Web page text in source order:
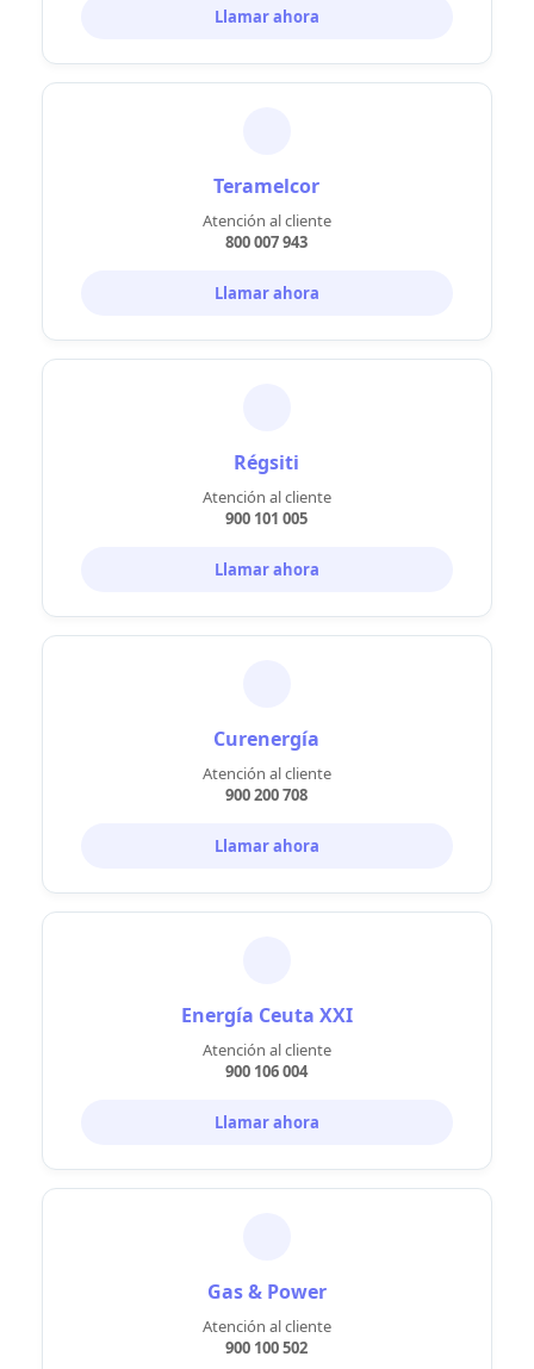
Llamar ahora
Teramelcor
Atención al cliente
800 007 943
Llamar ahora
Régsiti
Atención al cliente
900 101 005
Llamar ahora
Curenergía
Atención al cliente
900 200 708
Llamar ahora
Energía Ceuta XXI
Atención al cliente
900 106 004
Llamar ahora
Gas & Power
Atención al cliente
900 100 502